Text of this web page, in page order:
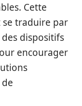
Cette
traduire par
dispositifs
encourager